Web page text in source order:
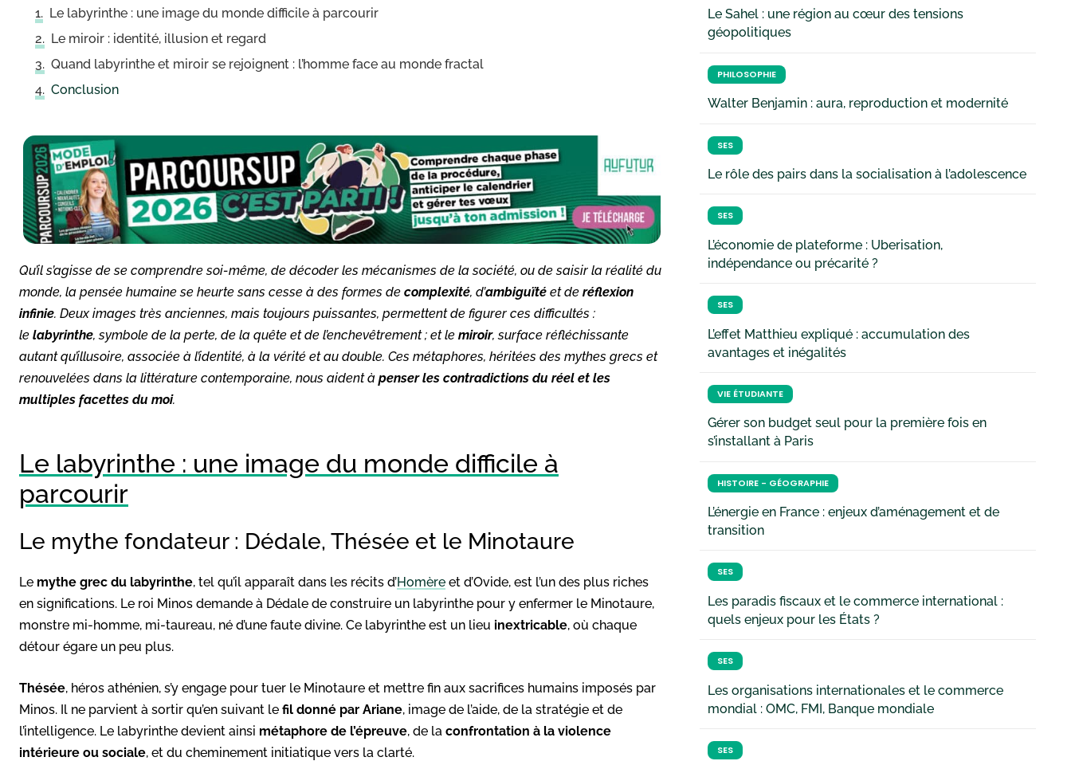
Le labyrinthe : une image du monde difficile à parcourir
Le miroir : identité, illusion et regard
Quand labyrinthe et miroir se rejoignent : l’homme face au monde fractal
Conclusion
Qu’il s’agisse de se comprendre soi-même, de décoder les mécanismes de la société, ou de saisir la réalité du
monde, la pensée humaine se heurte sans cesse à des formes de complexité, d’ambiguïté et de réflexion
infinie. Deux images très anciennes, mais toujours puissantes, permettent de figurer ces difficultés :
le labyrinthe, symbole de la perte, de la quête et de l’enchevêtrement ; et le miroir, surface réfléchissante
autant qu’illusoire, associée à l’identité, à la vérité et au double. Ces métaphores, héritées des mythes grecs et
renouvelées dans la littérature contemporaine, nous aident à penser les contradictions du réel et les
multiples facettes du moi.
Le labyrinthe : une image du monde difficile à
parcourir
Le mythe fondateur : Dédale, Thésée et le Minotaure
Le mythe grec du labyrinthe, tel qu’il apparaît dans les récits d’Homère et d’Ovide, est l’un des plus riches
en significations. Le roi Minos demande à Dédale de construire un labyrinthe pour y enfermer le Minotaure,
monstre mi-homme, mi-taureau, né d’une faute divine. Ce labyrinthe est un lieu inextricable, où chaque
détour égare un peu plus.
Thésée, héros athénien, s’y engage pour tuer le Minotaure et mettre fin aux sacrifices humains imposés par
Minos. Il ne parvient à sortir qu’en suivant le fil donné par Ariane, image de l’aide, de la stratégie et de
l’intelligence. Le labyrinthe devient ainsi métaphore de l’épreuve, de la confrontation à la violence
intérieure ou sociale, et du cheminement initiatique vers la clarté.
Le Sahel : une région au cœur des tensions
géopolitiques
PHILOSOPHIE
Walter Benjamin : aura, reproduction et modernité
SES
Le rôle des pairs dans la socialisation à l’adolescence
SES
L’économie de plateforme : Uberisation,
indépendance ou précarité ?
SES
L’effet Matthieu expliqué : accumulation des
avantages et inégalités
VIE ÉTUDIANTE
Gérer son budget seul pour la première fois en
s’installant à Paris
HISTOIRE - GÉOGRAPHIE
L’énergie en France : enjeux d’aménagement et de
transition
SES
Les paradis fiscaux et le commerce international :
quels enjeux pour les États ?
SES
Les organisations internationales et le commerce
mondial : OMC, FMI, Banque mondiale
SES